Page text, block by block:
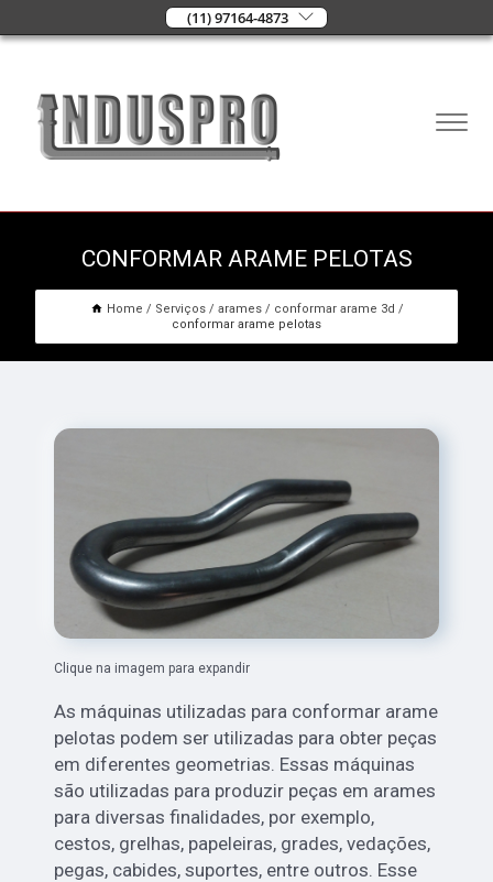
(11) 97164-4873
CONFORMAR ARAME PELOTAS
Home Serviços arames
conformar arame 3d
conformar arame pelotas
Clique na imagem para expandir
As máquinas utilizadas para conformar arame
pelotas podem ser utilizadas para obter peças
em diferentes geometrias. Essas máquinas
são utilizadas para produzir peças em arames
para diversas finalidades, por exemplo,
cestos, grelhas, papeleiras, grades, vedações,
pegas, cabides, suportes, entre outros. Esse